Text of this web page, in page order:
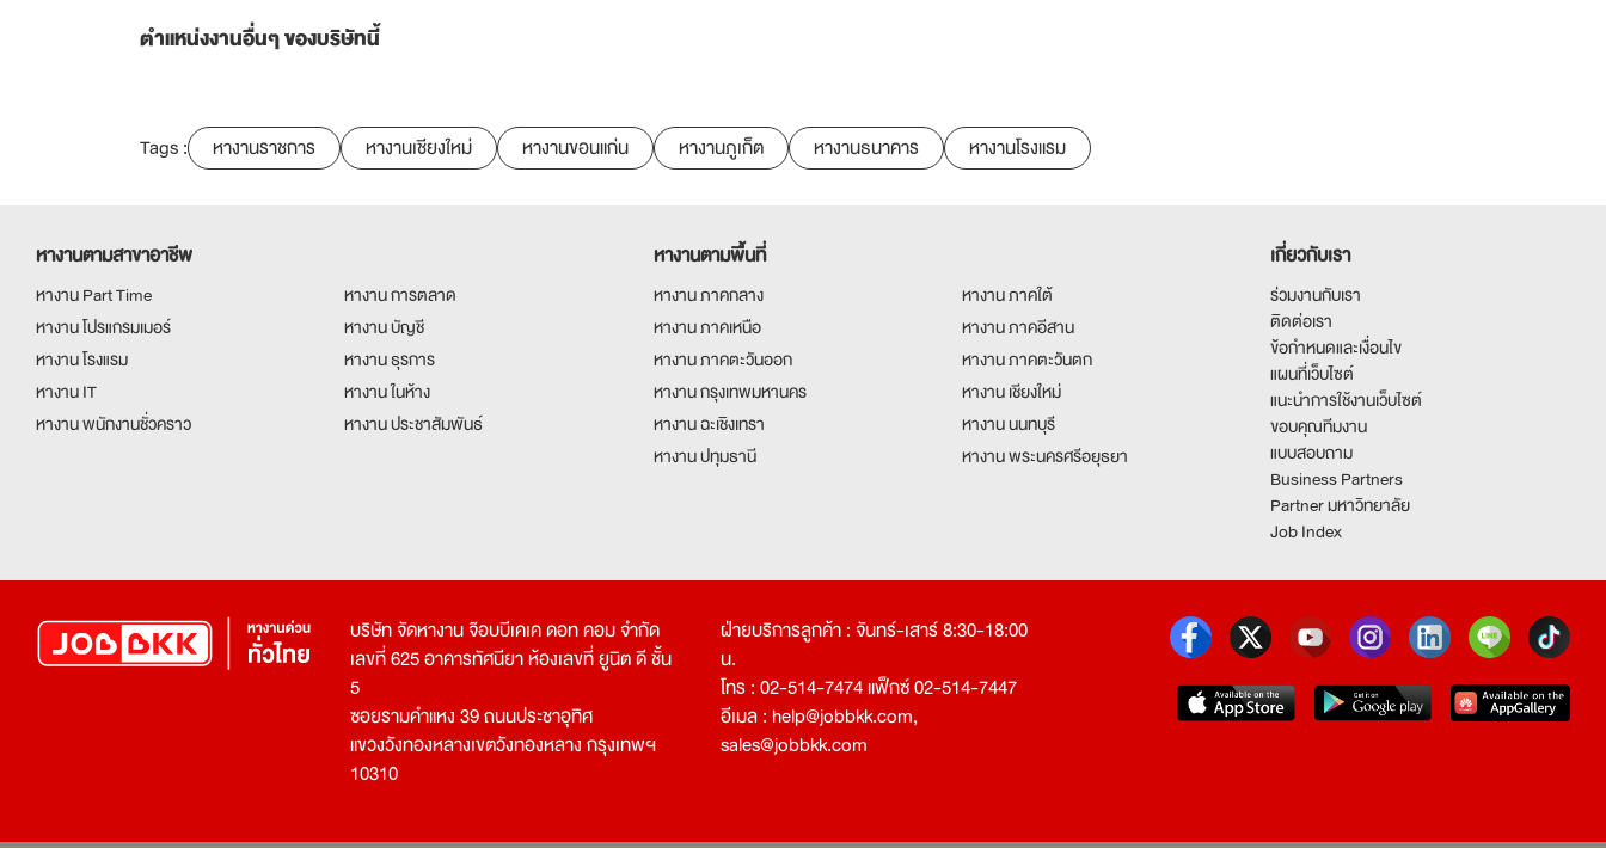
ตำแหน่งงานอื่นๆ ของบริษัทนี้
Tags : หางานราชการ หางานเชียงใหม่ หางานขอนแก่น หางานภูเก็ต หางานธนาคาร หางานโรงแรม
หางานตามสาขาอาชีพ
หางาน Part Time
หางาน การตลาด
หางาน โปรแกรมเมอร์
หางาน บัญชี
หางาน โรงแรม
หางาน ธุรการ
หางาน IT
หางาน ในห้าง
หางาน พนักงานชั่วคราว
หางาน ประชาสัมพันธ์
หางานตามพื้นที่
หางาน ภาคกลาง
หางาน ภาคใต้
หางาน ภาคเหนือ
หางาน ภาคอีสาน
หางาน ภาคตะวันออก
หางาน ภาคตะวันตก
หางาน กรุงเทพมหานคร
หางาน เชียงใหม่
หางาน ฉะเชิงเทรา
หางาน นนทบุรี
หางาน ปทุมธานี
หางาน พระนครศรีอยุธยา
เกี่ยวกับเรา
ร่วมงานกับเรา
ติดต่อเรา
ข้อกำหนดและเงื่อนไข
แผนที่เว็บไซต์
แนะนำการใช้งานเว็บไซต์
ขอบคุณทีมงาน
แบบสอบถาม
Business Partners
Partner มหาวิทยาลัย
Job Index
บริษัท จัดหางาน จ๊อบบีเคเค ดอท คอม จำกัด
เลขที่ 625 อาคารทัศนียา ห้องเลขที่ ยูนิต ดี ชั้น
5
ซอยรามคำแหง 39 ถนนประชาอุทิศ
แขวงวังทองหลางเขตวังทองหลาง กรุงเทพฯ
10310
ฝ่ายบริการลูกค้า : จันทร์-เสาร์ 8:30-18:00
น.
โทร : 02-514-7474 แฟ็กซ์ 02-514-7447
อีเมล : help@jobbkk.com,
sales@jobbkk.com